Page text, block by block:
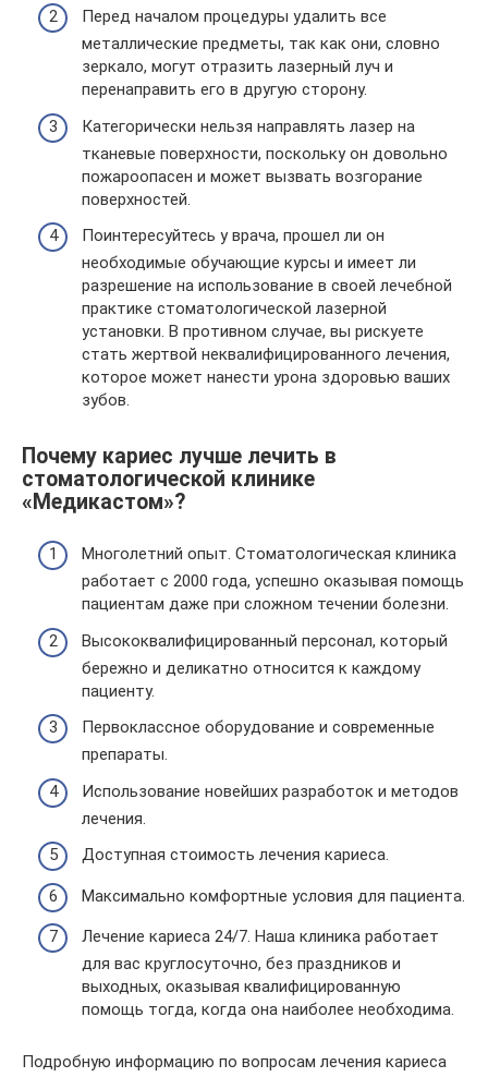
Перед началом процедуры удалить все
металлические предметы, так как они, словно
зеркало, могут отразить лазерный луч и
перенаправить его в другую сторону.
Категорически нельзя направлять лазер на
тканевые поверхности, поскольку он довольно
пожароопасен и может вызвать возгорание
поверхностей.
Поинтересуйтесь у врача, прошел ли он
необходимые обучающие курсы и имеет ли
разрешение на использование в своей лечебной
практике стоматологической лазерной
установки. В противном случае, вы рискуете
стать жертвой неквалифицированного лечения,
которое может нанести урона здоровью ваших
зубов.
Почему кариес лучше лечить в
стоматологической клинике
«Медикастом»?
Многолетний опыт. Стоматологическая клиника
работает с 2000 года, успешно оказывая помощь
пациентам даже при сложном течении болезни.
Высококвалифицированный персонал, который
бережно и деликатно относится к каждому
пациенту.
Первоклассное оборудование и современные
препараты.
Использование новейших разработок и методов
лечения.
Доступная стоимость лечения кариеса.
Максимально комфортные условия для пациента.
Лечение кариеса 24/7. Наша клиника работает
для вас круглосуточно, без праздников и
выходных, оказывая квалифицированную
помощь тогда, когда она наиболее необходима.
Подробную информацию по вопросам лечения кариеса